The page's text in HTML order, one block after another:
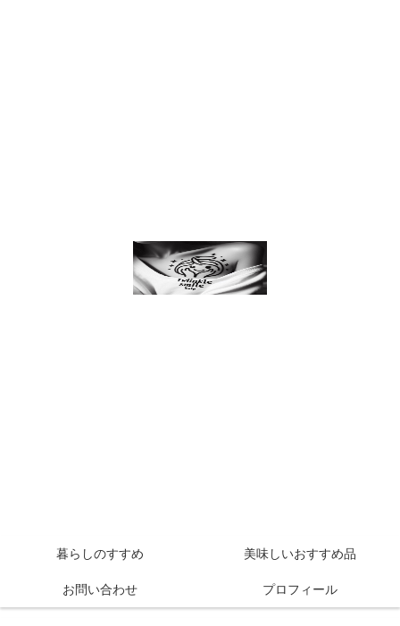
暮らしのすすめ 美味しいおすすめ品
お問い合わせ プロフィール